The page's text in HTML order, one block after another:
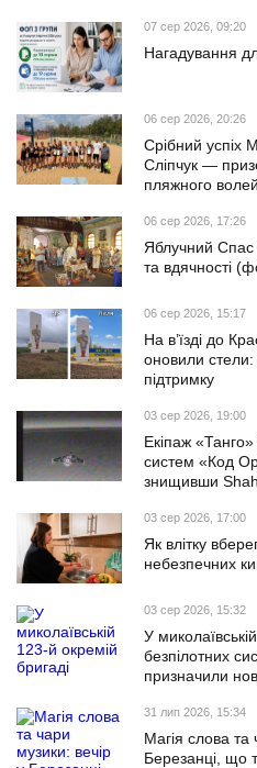
07 сер 2026, 09:20
Нагадування
06 сер 2026, 20:26
Срібний успіх
Сліпчук —
пляжного
06 сер 2026, 17:26
Яблучний Спас
та вдячності
06 сер 2026, 15:17
На в’їзді до
оновили стели:
підтримку
03 сер 2026, 19:00
Екіпаж
систем «Код
знищивши
03 сер 2026, 17:00
Як влітку
небезпечних
03 сер 2026, 15:32
У
безпілотних
призначили
31 лип 2026, 15:34
Магія слова та
Березанці, що